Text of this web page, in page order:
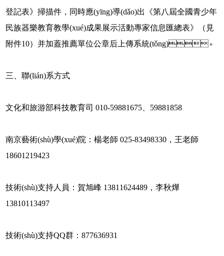
登記表》掃描件，同時應(yīng)導(dǎo)出《第八屆全國青少年
民族器樂教育教學(xué)成果展示活動專家信息匯總表》（見
附件10）并加蓋推薦單位公章后上傳系統(tǒng)。
三、聯(lián)系方式
文化和旅游部科技教育司 010-59881675、59881858
南京藝術(shù)學(xué)院：楊老師 025-83498330，王老師
18601219423
技術(shù)支持人員：賀旭峰 13811624489，李秋燁
13810113497
技術(shù)支持QQ群：877636931